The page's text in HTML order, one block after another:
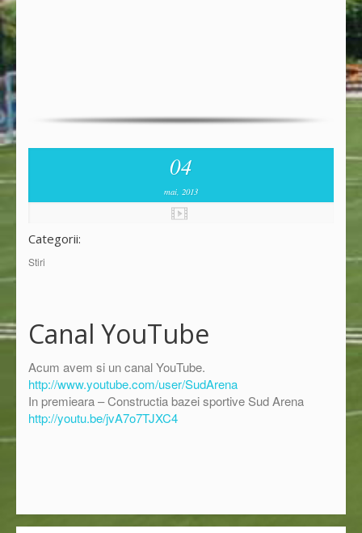
04
mai, 2013
Categorii:
Stiri
Canal YouTube
Acum avem si un canal YouTube.
http://www.youtube.com/user/SudArena
In premieara – Constructia bazei sportive Sud Arena
http://youtu.be/jvA7o7TJXC4